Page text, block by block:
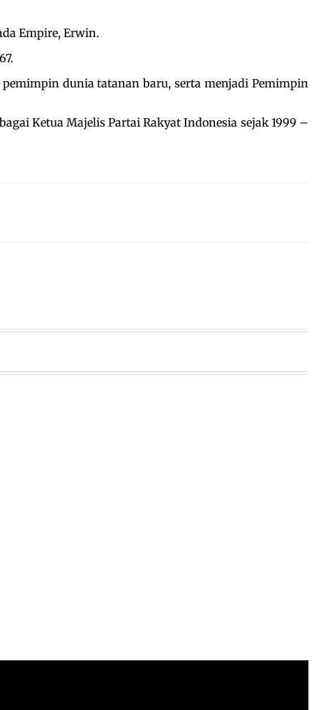
Empire, Erwin.
dunia tatanan baru, serta menjadi Pemimpin
Ketua Majelis Partai Rakyat Indonesia sejak 1999 –